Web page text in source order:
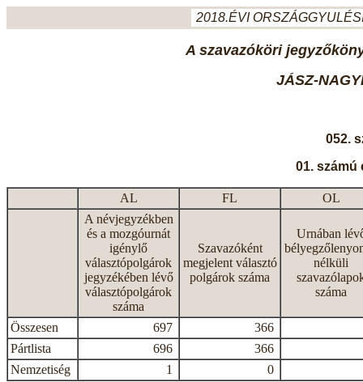
2018.ÉVI
A szavazóköri
JÁSZ-
052.
01. számú
AL FL
OL
A névjegyzékben
és a mozgóurnát
igénylő
választópolgárok
jegyzékében lévő
választópolgárok
száma
Szavazóként
megjelent választó
polgárok száma
Urnában
nélküli
száma
Összesen 697
366
Pártlista
696
366
Nemzetiség
1 0